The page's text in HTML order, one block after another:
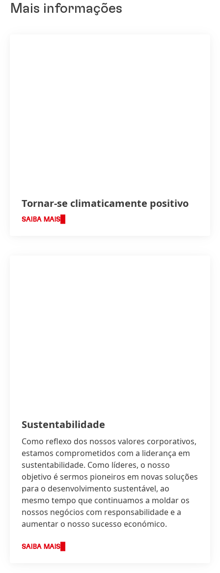
Mais informações
Tornar-se climaticamente positivo
SAIBA MAIS
Sustentabilidade
Como reflexo dos nossos valores corporativos,
estamos comprometidos com a liderança em
sustentabilidade. Como líderes, o nosso
objetivo é sermos pioneiros em novas soluções
para o desenvolvimento sustentável, ao
mesmo tempo que continuamos a moldar os
nossos negócios com responsabilidade e a
aumentar o nosso sucesso económico.
SAIBA MAIS